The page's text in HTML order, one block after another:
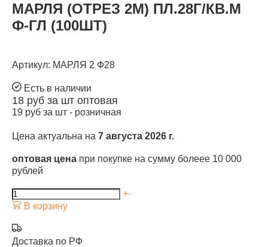
МАРЛЯ (ОТРЕЗ 2М) ПЛ.28Г/КВ.М
Ф-ГЛ (100ШТ)
Артикул: МАРЛЯ 2 Ф28
Есть в наличии
18 руб за шт оптовая
19 руб за шт - розничная
Цена актуальна на 7 августа 2026 г.
оптовая цена при покупке на сумму болеее 10 000
рублей
+-
В корзину
Доставка по РФ